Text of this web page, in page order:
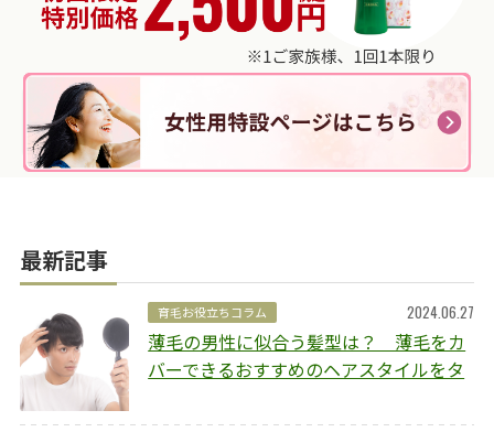
最新記事
育毛お役立ちコラム 2024.06.27
薄毛の男性に似合う髪型は？ 薄毛をカ
バーできるおすすめのヘアスタイルをタ